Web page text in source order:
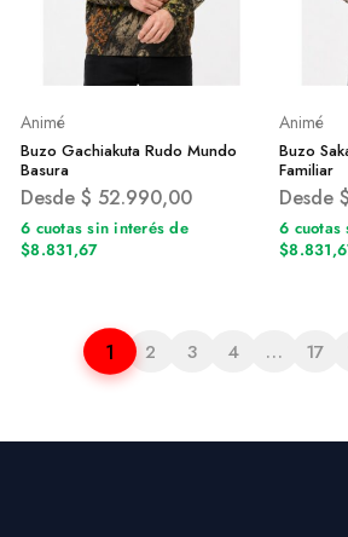
Animé
Buzo Gachiakuta Rudo Mundo
Basura
Desde $ 52.990,00
6 cuotas sin interés de
$8.831,67
Animé
Buzo
Familiar
Desde $
6 cuotas
1 2 3 4 … 17